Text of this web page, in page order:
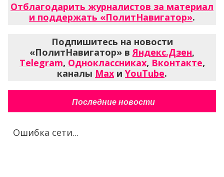
Отблагодарить журналистов за материал
и поддержать «ПолитНавигатор».
Подпишитесь на новости
«ПолитНавигатор» вЯндекс.Дзен,
Telegram, Одноклассниках, Вконтакте,
каналы Max и YouTube.
Последние новости
Ошибка сети...